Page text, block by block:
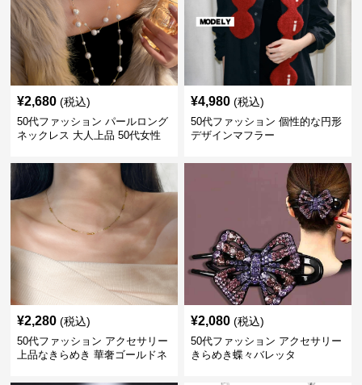
¥2,680 (税込)
50代ファッション パールロング
ネックレス 大人上品 50代女性
¥4,980 (税込)
50代ファッション 個性的な円形
デザインマフラー
¥2,280 (税込)
50代ファッション アクセサリー
上品なきらめき 華奢ゴールドネ
¥2,080 (税込)
50代ファッション アクセサリー
きらめき蝶々バレッタ